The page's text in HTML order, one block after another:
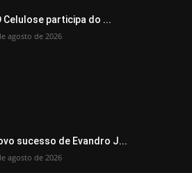
Celulose participa do ...
agosto de 2026
sucesso de Evandro J...
agosto de 2026